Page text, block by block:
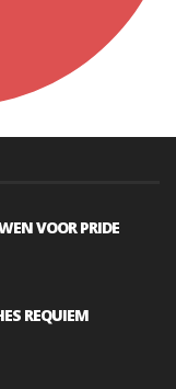
VOOR PRIDE
REQUIEM